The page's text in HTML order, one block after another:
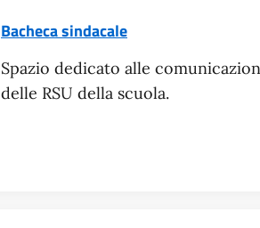
Bacheca sindacale
Spazio dedicato alle
delle RSU della scuola.